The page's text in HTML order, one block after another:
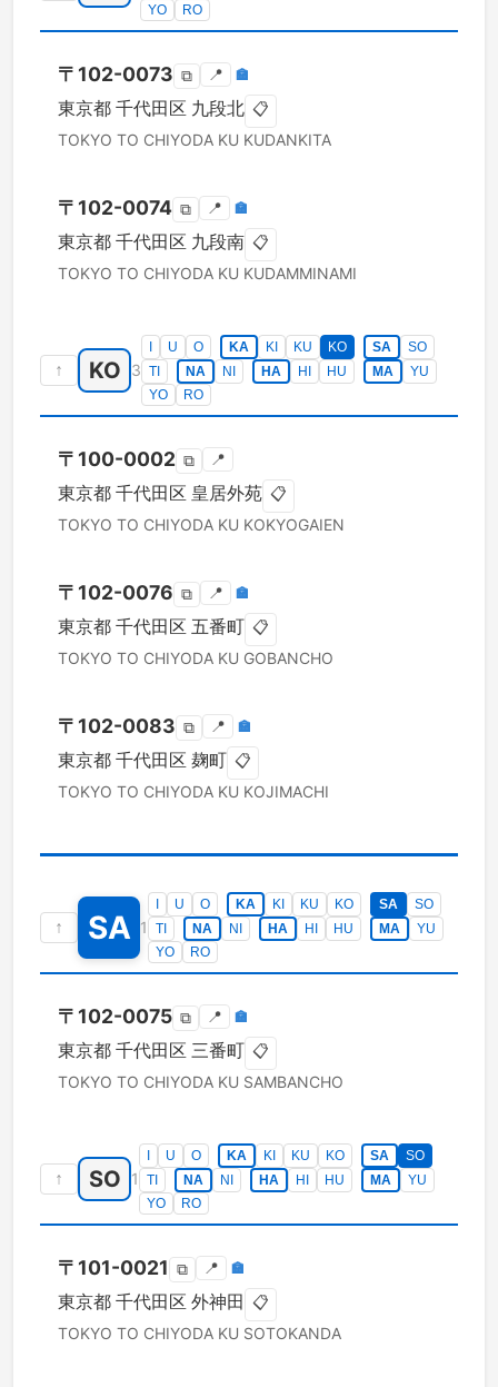
YO
RO
〒 102-0073 ⧉ 📍 🏣
東京都 千代田区 九段北 📋
TOKYO TO CHIYODA KU KUDANKITA
〒 102-0074 ⧉ 📍 🏣
東京都 千代田区 九段南 📋
TOKYO TO CHIYODA KU KUDAMMINAMI
↑ KO 3
U O KA KI KU KO SA
SO
TI
NA NI HA HI HU MA
YU
YO
RO
〒 100-0002 ⧉ 📍
東京都 千代田区 皇居外苑 📋
TOKYO TO CHIYODA KU KOKYOGAIEN
〒 102-0076 ⧉ 📍 🏣
東京都 千代田区 五番町 📋
TOKYO TO CHIYODA KU GOBANCHO
〒 102-0083 ⧉ 📍 🏣
東京都 千代田区 麹町 📋
TOKYO TO CHIYODA KU KOJIMACHI
↑ SA 1
U O KA KI KU KO SA
SO
TI
NA NI HA HI HU MA
YU
YO
RO
〒 102-0075 ⧉ 📍 🏣
東京都 千代田区 三番町 📋
TOKYO TO CHIYODA KU SAMBANCHO
↑ SO 1
U O KA KI KU KO SA
SO
TI
NA NI HA HI HU MA
YU
YO
RO
〒 101-0021 ⧉ 📍 🏣
東京都 千代田区 外神田 📋
TOKYO TO CHIYODA KU SOTOKANDA